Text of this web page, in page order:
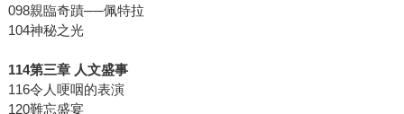
098親臨奇蹟──佩特拉
104神秘之光
114第三章 人文盛事
116令人哽咽的表演
120難忘盛宴